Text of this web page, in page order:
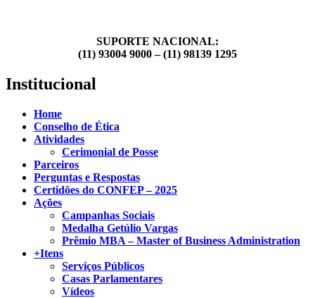
SUPORTE NACIONAL:
(11) 93004 9000 – (11) 98139 1295
Institucional
Home
Conselho de Ética
Atividades
Cerimonial de Posse
Parceiros
Perguntas e Respostas
Certidões do CONFEP – 2025
Ações
Campanhas Sociais
Medalha Getúlio Vargas
Prêmio MBA – Master of Business Administration
+Itens
Serviços Públicos
Casas Parlamentares
Vídeos